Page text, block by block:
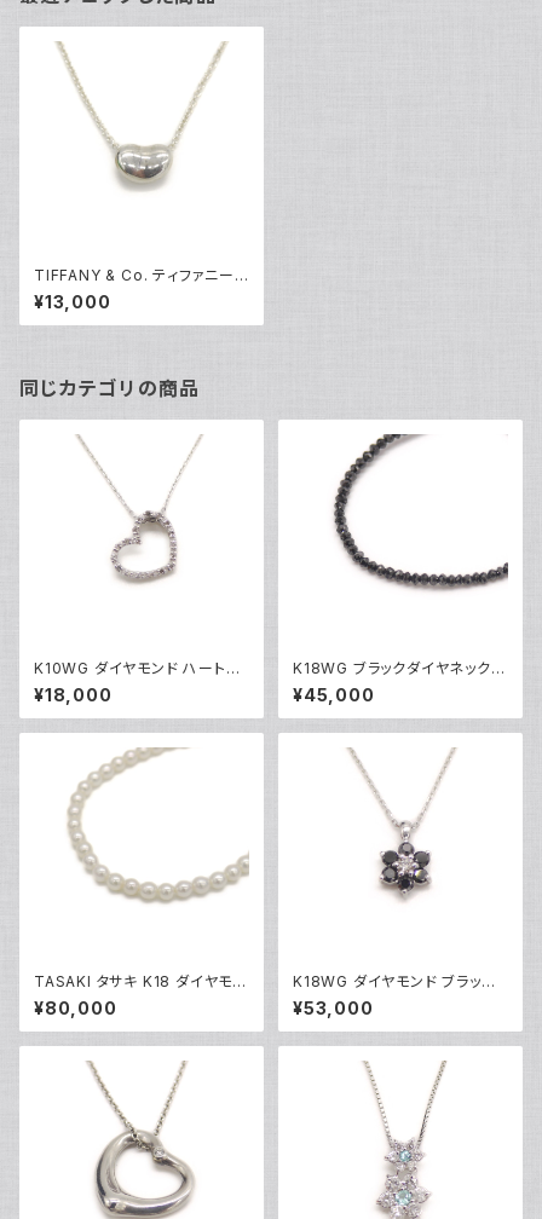
TIFFANY & Co. ティファニー
エレサペレッティ ビーン デザイ
ン ペンダント ネックレス シルバ
ー925 アズキチェーン Y05176
¥13,000
同じカテゴリの商品
K10WG ダイヤモンド ハートペ
ンダント ネックレス 10金 ホワ
イトゴールド アズキチェーン Y0
4907
¥18,000
K18WG ブラックダイヤネックレ
ス 18金 ホワイトゴールド Y051
01
¥45,000
TASAKI タサキ K18 ダイヤモン
ド パールネックレス 18金 Y05
014
¥80,000
K18WG ダイヤモンド ブラック
ダイヤ フラワーデザイン ペンダ
ント ネックレス 18金 ホワイトゴ
ールド アズキチェーン Y05103
¥53,000